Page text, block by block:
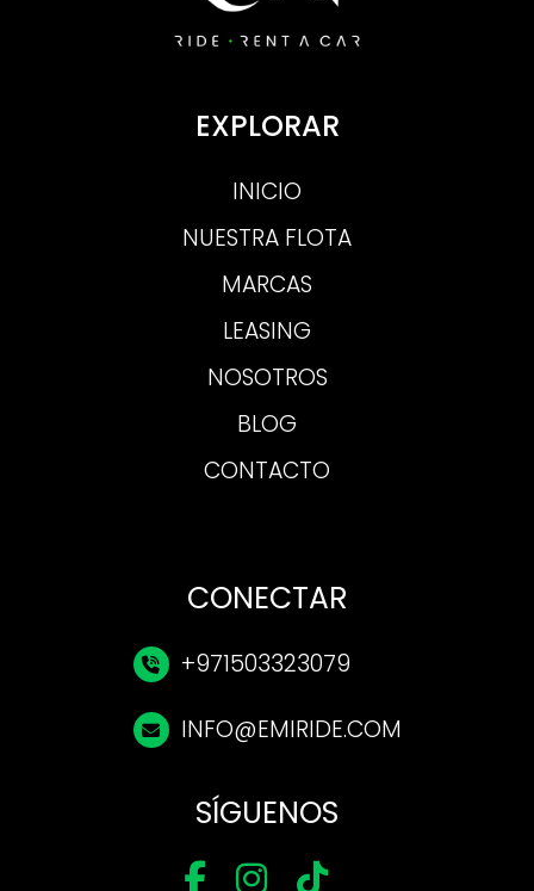
EXPLORAR
INICIO
NUESTRA FLOTA
MARCAS
LEASING
NOSOTROS
BLOG
CONTACTO
CONECTAR
+971503323079
INFO@EMIRIDE.COM
SÍGUENOS